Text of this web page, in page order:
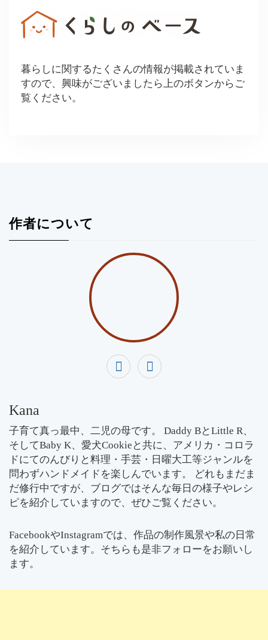
暮らしに関するたくさんの情報が掲載されていま
すので、興味がございましたら上のボタンからご
覧ください。
作者について
Kana
子育て真っ最中、二児の母です。 Daddy BとLittle R、
そしてBaby K、愛犬Cookieと共に、アメリカ・コロラ
ドにてのんびりと料理・手芸・日曜大工等ジャンルを
問わずハンドメイドを楽しんでいます。 どれもまだま
だ修行中ですが、ブログではそんな毎日の様子やレシ
ピを紹介していますので、ぜひご覧ください。
FacebookやInstagramでは、作品の制作風景や私の日常
を紹介しています。そちらも是非フォローをお願いし
ます。